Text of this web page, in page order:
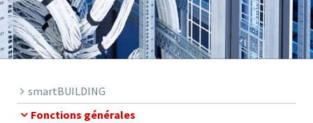
smartBUILDING
Fonctions générales